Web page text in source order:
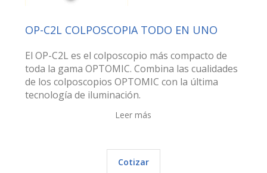
OP-C2L COLPOSCOPIA TODO EN UNO
El OP-C2L es el colposcopio más compacto de
toda la gama OPTOMIC. Combina las cualidades
de los colposcopios OPTOMIC con la última
tecnología de iluminación.
Leer más
Cotizar